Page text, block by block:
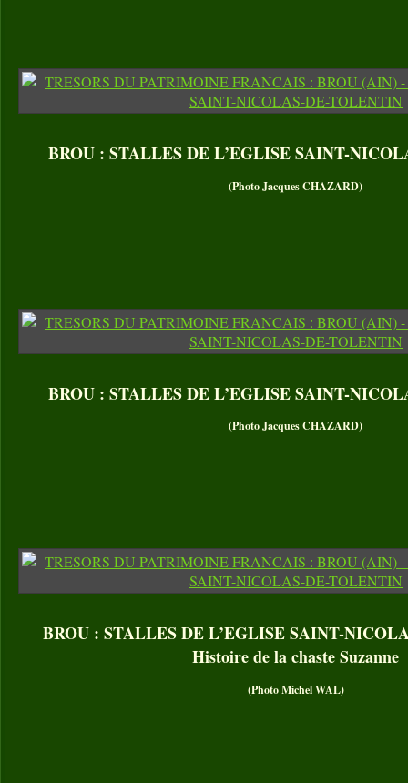
BROU : STALLES DE L’EGLISE SAINT-
(Photo Jacques CHAZARD)
BROU : STALLES DE L’EGLISE SAINT-
(Photo Jacques CHAZARD)
BROU : STALLES DE L’EGLISE SAINT-
Histoire de la chaste Suzanne
(Photo Michel WAL)